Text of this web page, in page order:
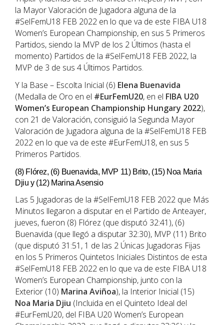
la Mayor Valoración de Jugadora alguna de la
#SelFemU18 FEB 2022 en lo que va de este FIBA U18
Women’s European Championship, en sus 5 Primeros
Partidos, siendo la MVP de los 2 Últimos (hasta el
momento) Partidos de la #SelFemU18 FEB 2022, la
MVP de 3 de sus 4 Últimos Partidos.
Y la Base – Escolta Inicial (6) Elena Buenavida
(Medalla de Oro en el #EurFemU20, en el FIBA U20
Women’s European Championship Hungary 2022),
con 21 de Valoración, consiguió la Segunda Mayor
Valoración de Jugadora alguna de la #SelFemU18 FEB
2022 en lo que va de este #EurFemU18, en sus 5
Primeros Partidos.
(8) Flórez, (6) Buenavida, MVP 11) Brito, (15) Noa Maria
Djiu y (12) Marina Asensio
Las 5 Jugadoras de la #SelFemU18 FEB 2022 que Más
Minutos llegaron a disputar en el Partido de Anteayer,
jueves, fueron (8) Flórez (que disputó 32:41), (6)
Buenavida (que llegó a disputar 32:30), MVP (11) Brito
(que disputó 31:51, 1 de las 2 Únicas Jugadoras Fijas
en los 5 Primeros Quintetos Iniciales Distintos de esta
#SelFemU18 FEB 2022 en lo que va de este FIBA U18
Women’s European Championship, junto con la
Exterior (10) Marina Aviñoa), la Interior Inicial (15)
Noa Maria Djiu (Incluida en el Quinteto Ideal del
#EurFemU20, del FIBA U20 Women’s European